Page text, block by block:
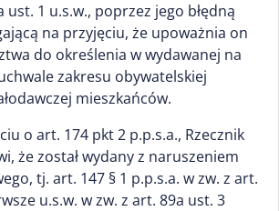
ust. 1 u.s.w., poprzez jego błędną
na przyjęciu, że upoważnia on
do określenia w wydawanej na
zakresu obywatelskiej
mieszkańców.
o art. 174 pkt 2 p.p.s.a., Rzecznik
że został wydany z naruszeniem
tj. art. 147 § 1 p.p.s.a. w zw. z art.
u.s.w. w zw. z art. 89a ust. 3